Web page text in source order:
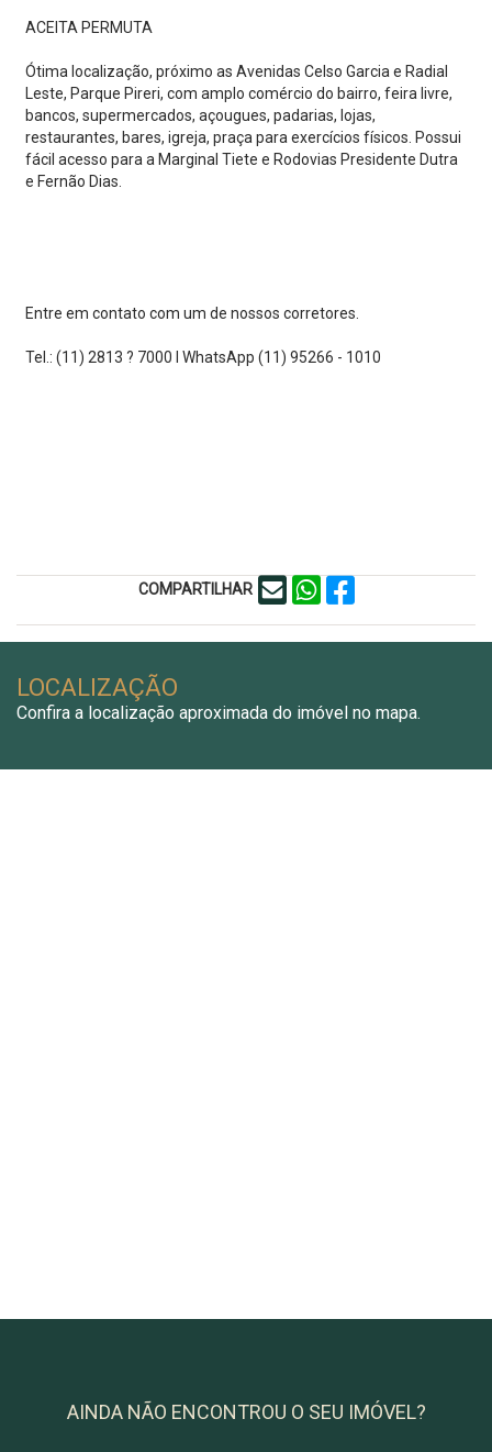
ACEITA PERMUTA
Ótima localização, próximo as Avenidas Celso Garcia e Radial
Leste, Parque Pireri, com amplo comércio do bairro, feira livre,
bancos, supermercados, açougues, padarias, lojas,
restaurantes, bares, igreja, praça para exercícios físicos. Possui
fácil acesso para a Marginal Tiete e Rodovias Presidente Dutra
e Fernão Dias.
Entre em contato com um de nossos corretores.
Tel.: (11) 2813 ? 7000 I WhatsApp (11) 95266 - 1010
COMPARTILHAR
LOCALIZAÇÃO
Confira a localização aproximada do imóvel no mapa.
AINDA NÃO ENCONTROU O SEU IMÓVEL?